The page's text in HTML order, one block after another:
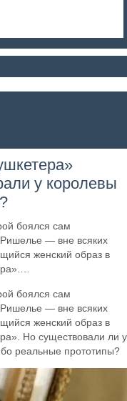
у королевы
боялся сам
— вне всяких
женский образ в
боялся сам
— вне всяких
женский образ в
Но существовали ли у
реальные прототипы?